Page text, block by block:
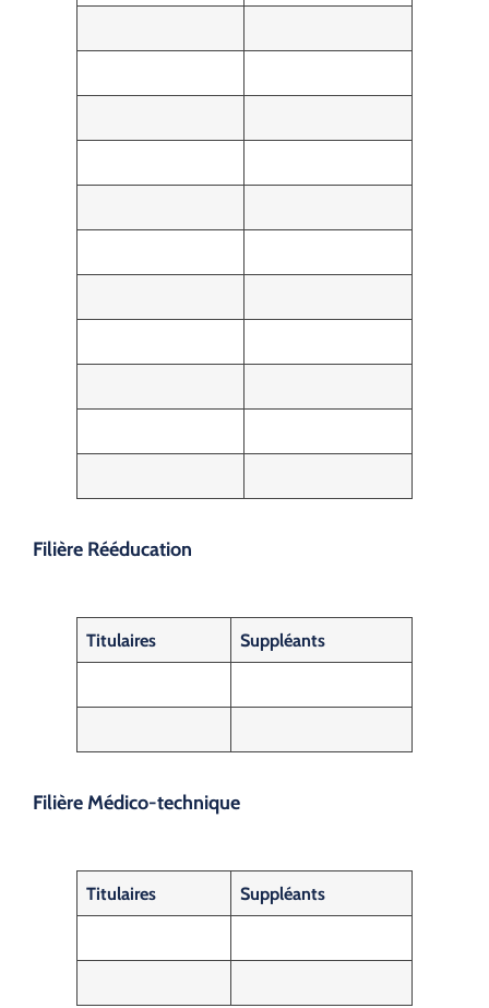
Filière Rééducation
Titulaires Suppléants
Filière Médico-technique
Titulaires Suppléants